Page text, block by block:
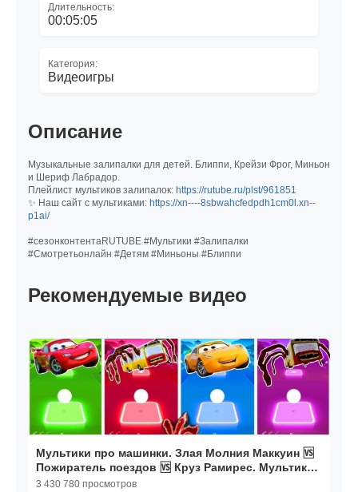
Длительность:
00:05:05
Категория:
Видеоигры
Описание
Музыкальные залипалки для детей. Блиппи, Крейзи Фрог, Миньон
и Шериф Лабрадор.
Плейлист мультиков залипалок: https://rutube.ru/plst/961851
✨ Наш сайт с мультиками: https://xn----8sbwahcfedpdh1cm0l.xn--
p1ai/
#сезонконтентаRUTUBE #Мультики #Залипалки
#Смотретьонлайн #Детям #Миньоны #Блиппи
Рекомендуемые видео
Мультики про машинки. Злая Молния Маккуин 🆚
Пожиратель поездов 🆚 Круз Рамирес. Мультики
онлайн
3 430 780 просмотров